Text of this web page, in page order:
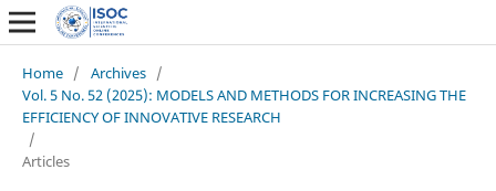
Home / Archives /
Vol. 5 No. 52 (2025): MODELS AND METHODS FOR INCREASING THE
EFFICIENCY OF INNOVATIVE RESEARCH
/
Articles